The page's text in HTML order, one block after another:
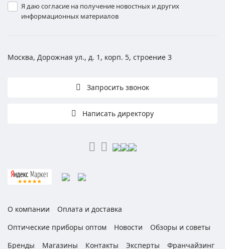
Я даю согласие на получение новостных и других
информационных материалов
Москва, Дорожная ул., д. 1, корп. 5, строение 3
Запросить звонок
Написать директору
О компании
Оплата и доставка
Оптические приборы оптом
Новости
Обзоры и советы
Бренды
Магазины Контакты Эксперты Франчайзинг